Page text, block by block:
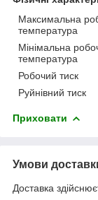
Максимальна
температура
Мінімальна
температура
Робочий тиск
Руйнівний тиск
Приховати
Умови
Доставка